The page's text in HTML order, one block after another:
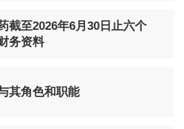
截至2026年6月30日止六个
务资料
其角色和职能